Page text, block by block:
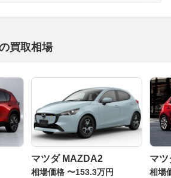
買取相場
マツダ MAZDA2
相場価格 〜153.3万円
マツ
相場